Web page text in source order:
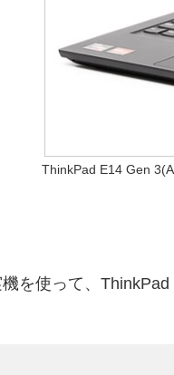
ThinkPad E14 Gen
を使って、